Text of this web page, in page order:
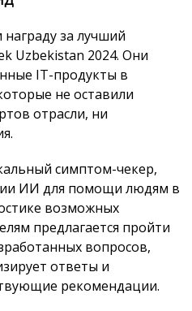
награду за лучший
Uzbekistan 2024. Они
IT-продукты в
не оставили
отрасли, ни
симптом-чекер,
ИИ для помощи людям в
возможных
предлагается пройти
вопросов,
ответы и
рекомендации.